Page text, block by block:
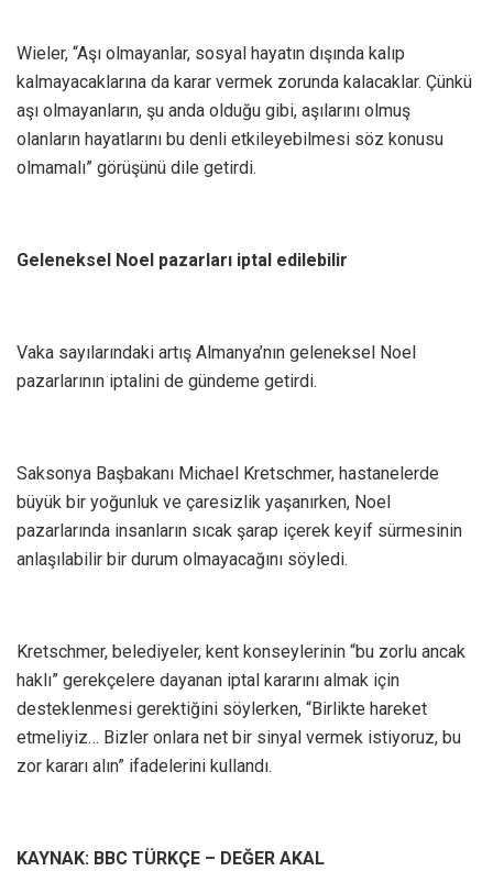
Wieler, “Aşı olmayanlar, sosyal hayatın dışında kalıp
kalmayacaklarına da karar vermek zorunda kalacaklar. Çünkü
aşı olmayanların, şu anda olduğu gibi, aşılarını olmuş
olanların hayatlarını bu denli etkileyebilmesi söz konusu
olmamalı” görüşünü dile getirdi.
Geleneksel Noel pazarları iptal edilebilir
Vaka sayılarındaki artış Almanya’nın geleneksel Noel
pazarlarının iptalini de gündeme getirdi.
Saksonya Başbakanı Michael Kretschmer, hastanelerde
büyük bir yoğunluk ve çaresizlik yaşanırken, Noel
pazarlarında insanların sıcak şarap içerek keyif sürmesinin
anlaşılabilir bir durum olmayacağını söyledi.
Kretschmer, belediyeler, kent konseylerinin “bu zorlu ancak
haklı” gerekçelere dayanan iptal kararını almak için
desteklenmesi gerektiğini söylerken, “Birlikte hareket
etmeliyiz… Bizler onlara net bir sinyal vermek istiyoruz, bu
zor kararı alın” ifadelerini kullandı.
KAYNAK: BBC TÜRKÇE – DEĞER AKAL